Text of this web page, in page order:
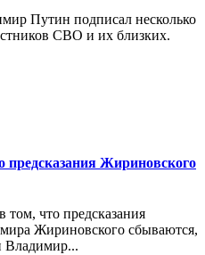
Путин подписал несколько
СВО и их близких.
предсказания Жириновского
том, что предсказания
Жириновского сбываются,
Владимир...